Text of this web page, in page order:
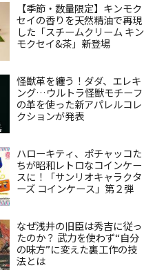
【季節・数量限定】キンモク
セイの香りを天然精油で再現
した「スチームクリーム キン
モクセイ&茶」新登場
怪獣革を纏う！ダダ、エレキ
ング…ウルトラ怪獣モチーフ
の革を使った新アパレルコレ
クションが発表
ハローキティ、ポチャッコた
ちが昭和レトロなコインケー
スに！「サンリオキャラクタ
ーズ コインケース」第２弾
なぜ浅井の旧臣は秀吉に従っ
たのか？ 武力を使わず“自分
の味方”に変えた裏工作の技
法とは